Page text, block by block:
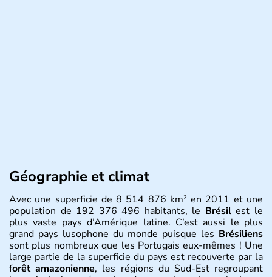
Géographie et climat
Avec une superficie de 8 514 876 km² en 2011 et une
population de 192 376 496 habitants, le Brésilest le
plus vaste pays d’Amérique latine. C’est aussi le plus
grand pays lusophone du monde puisque les Brésiliens
sont plus nombreux que les Portugais eux-mêmes ! Une
large partie de la superficie du pays est recouverte par la
forêt amazonienne, les régions du Sud-Est regroupant